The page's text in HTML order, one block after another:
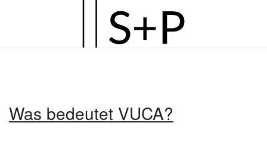
Hauptinhalt
Was bedeutet VUCA?